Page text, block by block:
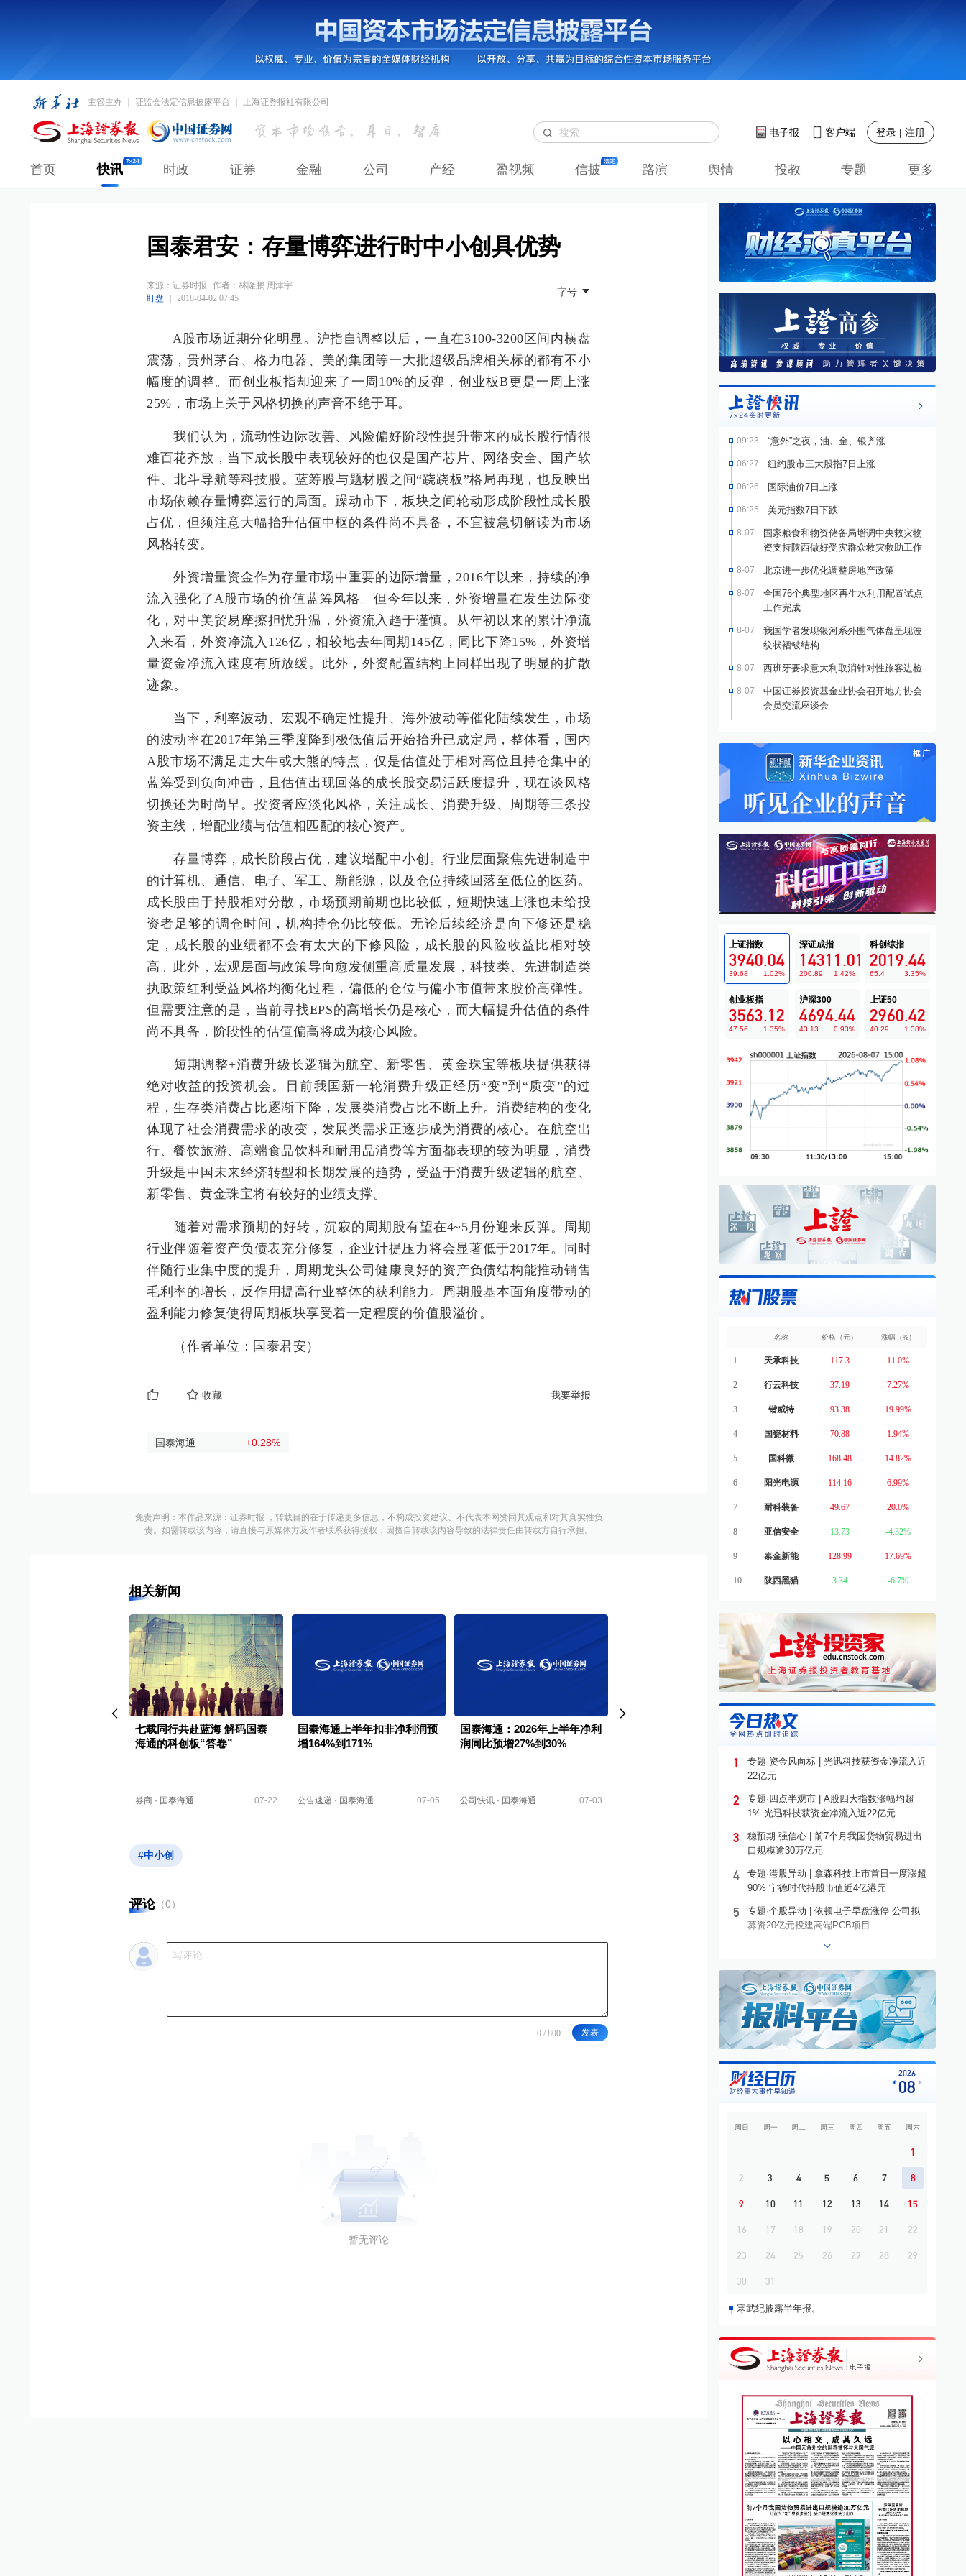
主管主办 ｜ 证监会法定信息披露平台 ｜ 上海证券报社有限公司
电子报 客户端 登录 | 注册
首页 快讯 时政 证券 金融 公司 产经 盈视频 信披 路演 舆情 投教 专题 更多
国泰君安：存量博弈进行时中小创具优势
来源： 证券时报
作者：林隆鹏 周津宇
盯盘
2018-04-02 07:45
字号
A股市场近期分化明显。沪指自调整以后，一直在3100-3200区间内横盘
震荡，贵州茅台、格力电器、美的集团等一大批超级品牌相关标的都有不小
幅度的调整。而创业板指却迎来了一周10%的反弹，创业板B更是一周上涨
25%，市场上关于风格切换的声音不绝于耳。
我们认为，流动性边际改善、风险偏好阶段性提升带来的成长股行情很
难百花齐放，当下成长股中表现较好的也仅是国产芯片、网络安全、国产软
件、北斗导航等科技股。蓝筹股与题材股之间“跷跷板”格局再现，也反映出
市场依赖存量博弈运行的局面。躁动市下，板块之间轮动形成阶段性成长股
占优，但须注意大幅抬升估值中枢的条件尚不具备，不宜被急切解读为市场
风格转变。
外资增量资金作为存量市场中重要的边际增量，2016年以来，持续的净
流入强化了A股市场的价值蓝筹风格。但今年以来，外资增量在发生边际变
化，对中美贸易摩擦担忧升温，外资流入趋于谨慎。从年初以来的累计净流
入来看，外资净流入126亿，相较地去年同期145亿，同比下降15%，外资增
量资金净流入速度有所放缓。此外，外资配置结构上同样出现了明显的扩散
迹象。
当下，利率波动、宏观不确定性提升、海外波动等催化陆续发生，市场
的波动率在2017年第三季度降到极低值后开始抬升已成定局，整体看，国内
A股市场不满足走大牛或大熊的特点，仅是估值处于相对高位且持仓集中的
蓝筹受到负向冲击，且估值出现回落的成长股交易活跃度提升，现在谈风格
切换还为时尚早。投资者应淡化风格，关注成长、消费升级、周期等三条投
资主线，增配业绩与估值相匹配的核心资产。
存量博弈，成长阶段占优，建议增配中小创。行业层面聚焦先进制造中
的计算机、通信、电子、军工、新能源，以及仓位持续回落至低位的医药。
成长股由于持股相对分散，市场预期前期也比较低，短期快速上涨也未给投
资者足够的调仓时间，机构持仓仍比较低。无论后续经济是向下修还是稳
定，成长股的业绩都不会有太大的下修风险，成长股的风险收益比相对较
高。此外，宏观层面与政策导向愈发侧重高质量发展，科技类、先进制造类
执政策红利受益风格均衡化过程，偏低的仓位与偏小市值带来股价高弹性。
但需要注意的是，当前寻找EPS的高增长仍是核心，而大幅提升估值的条件
尚不具备，阶段性的估值偏高将成为核心风险。
短期调整+消费升级长逻辑为航空、新零售、黄金珠宝等板块提供获得
绝对收益的投资机会。目前我国新一轮消费升级正经历“变”到“质变”的过
程，生存类消费占比逐渐下降，发展类消费占比不断上升。消费结构的变化
体现了社会消费需求的改变，发展类需求正逐步成为消费的核心。在航空出
行、餐饮旅游、高端食品饮料和耐用品消费等方面都表现的较为明显，消费
升级是中国未来经济转型和长期发展的趋势，受益于消费升级逻辑的航空、
新零售、黄金珠宝将有较好的业绩支撑。
随着对需求预期的好转，沉寂的周期股有望在4~5月份迎来反弹。周期
行业伴随着资产负债表充分修复，企业计提压力将会显著低于2017年。同时
伴随行业集中度的提升，周期龙头公司健康良好的资产负债结构能推动销售
毛利率的增长，反作用提高行业整体的获利能力。周期股基本面角度带动的
盈利能力修复使得周期板块享受着一定程度的价值股溢价。
（作者单位：国泰君安）
收藏 我要举报
国泰海通 +0.28%
免责声明：本作品来源：证券时报 ，转载目的在于传递更多信息，不构成投资建议、不代表本网赞同其观点和对其真实性负
责。如需转载该内容，请直接与原媒体方及作者联系获得授权，因擅自转载该内容导致的法律责任由转载方自行承担。
相关新闻
七载同行共赴蓝海 解码国泰
海通的科创板“答卷”
券商 · 国泰海通 07-22
国泰海通上半年扣非净利润预
增164%到171%
公告速递 · 国泰海通 07-05
国泰海通：2026年上半年净利
润同比预增27%到30%
公司快讯 · 国泰海通 07-03
国泰海通：董事会秘书变更
04-26
七载同行共赴蓝海 解码国泰
券商·国泰海通 07-22
#中小创
评论（0）
发表
暂无评论
09:23 “意外”之夜，油、金、银齐涨
06:27 纽约股市三大股指7日上涨
06:26 国际油价7日上涨
06:25 美元指数7日下跌
8-07
国家粮食和物资储备局增调中央救灾物
资支持陕西做好受灾群众救灾救助工作
8-07 北京进一步优化调整房地产政策
8-07
全国76个典型地区再生水利用配置试点
工作完成
8-07
我国学者发现银河系外围气体盘呈现波
纹状褶皱结构
8-07 西班牙要求意大利取消针对性旅客边检
8-07
中国证券投资基金业协会召开地方协会
会员交流座谈会
上证指数
3940.04
39.68 1.02%
深证成指
14311.01
200.89 1.42%
科创综指
2019.44
65.4 3.35%
创业板指
3563.12
47.56 1.35%
沪深300
4694.44
43.13 0.93%
上证50
2960.42
40.29 1.38%
名称 价格（元） 涨幅（%）
1 天承科技 117.3 11.0%
2 行云科技 37.19 7.27%
3 锴威特 93.38 19.99%
4 国瓷材料 70.88 1.94%
5 国科微 168.48 14.82%
6 阳光电源 114.16 6.99%
7 耐科装备 49.67 20.0%
8 亚信安全 13.73 -4.32%
9 泰金新能 128.99 17.69%
10 陕西黑猫 3.34 -6.7%
1
专题·资金风向标 | 光迅科技获资金净流入近
22亿元
2
专题·四点半观市 | A股四大指数涨幅均超
1% 光迅科技获资金净流入近22亿元
3
稳预期 强信心 | 前7个月我国货物贸易进出
口规模逾30万亿元
4
专题·港股异动 | 拿森科技上市首日一度涨超
90% 宁德时代持股市值近4亿港元
5
专题·个股异动 | 依顿电子早盘涨停 公司拟
募资20亿元投建高端PCB项目
专题·板块异动 | 铜箔概念走高 铜冠铜箔一
7 利好！北京楼市新政出台
8
寒武纪公布“炸裂”业绩：营收、净利双双翻
倍
9 影石拇指相机，接入阿里千问
10 广州市属国资券商万联证券控股长安基金
补齐公募业务拼图
2026
08
周日 周一 周二 周三 周四 周五 周六
1
2 3 4 5 6 7 8
9 10 11 12 13 14 15
16 17 18 19 20 21 22
23 24 25 26 27 28 29
30 31
寒武纪披露半年报。